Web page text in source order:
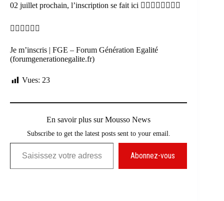
02 juillet prochain, l’inscription se fait ici 👇🏾👇🏾👇🏾👇🏾
👇🏾👇🏾👇🏾
Je m’inscris | FGE – Forum Génération Egalité
(forumgenerationegalite.fr)
Vues: 23
En savoir plus sur Mousso News
Subscribe to get the latest posts sent to your email.
Saisissez votre adresse e-mail…
Abonnez-vous